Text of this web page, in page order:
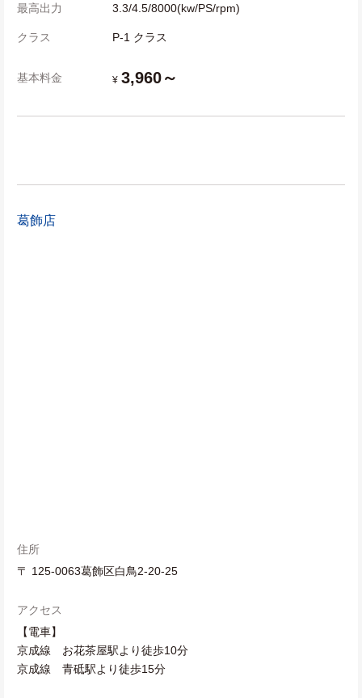
最高出力 3.3/4.5/8000(kw/PS/rpm)
クラス P-1 クラス
基本料金 ¥ 3,960～
葛飾店
住所
〒 125-0063葛飾区白鳥2-20-25
アクセス
【電車】
京成線 お花茶屋駅より徒歩10分
京成線 青砥駅より徒歩15分